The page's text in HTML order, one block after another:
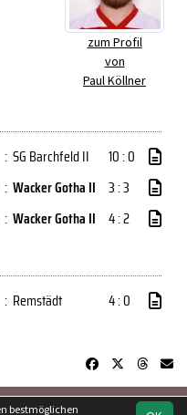
zum Profil
von
Paul Köllner
: SG Barchfeld II
10 : 0
: Wacker Gotha II 3 : 3
: Wacker Gotha II 4 : 2
: Remstädt 4 : 0
bestmöglichen